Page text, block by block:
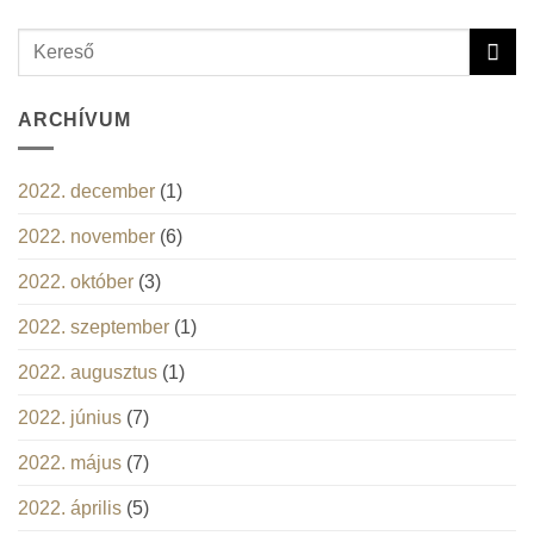
ARCHÍVUM
2022. december (1)
2022. november (6)
2022. október (3)
2022. szeptember (1)
2022. augusztus (1)
2022. június (7)
2022. május (7)
2022. április (5)